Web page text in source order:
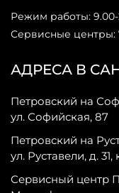
АДРЕСА В
Петровский на
ул. Софийская, 87
Петровский на
ул. Руставели, д. 31,
Сервисный центр
Режим работы: 9.00-
Сервисные центры: